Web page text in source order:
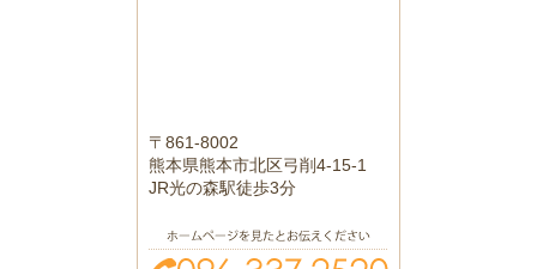
〒861-8002
熊本県熊本市北区弓削4-15-1
JR光の森駅徒歩3分